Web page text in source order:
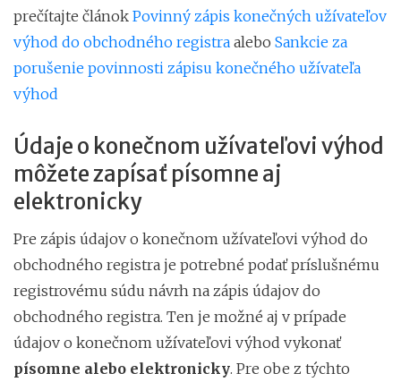
prečítajte článok Povinný zápis konečných užívateľov
výhod do obchodného registra alebo Sankcie za
porušenie povinnosti zápisu konečného užívateľa
výhod
Údaje o konečnom užívateľovi výhod
môžete zapísať písomne aj
elektronicky
Pre zápis údajov o konečnom užívateľovi výhod do
obchodného registra je potrebné podať príslušnému
registrovému súdu návrh na zápis údajov do
obchodného registra. Ten je možné aj v prípade
údajov o konečnom užívateľovi výhod vykonať
písomne alebo elektronicky. Pre obe z týchto